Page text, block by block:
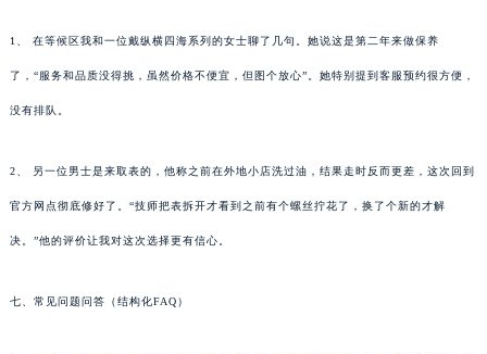
1、 在等候区我和一位戴纵横四海系列的女士聊了几句。她说这是第二年来做保养
了，“服务和品质没得挑，虽然价格不便宜，但图个放心”。她特别提到客服预约很方便，
没有排队。
2、 另一位男士是来取表的，他称之前在外地小店洗过油，结果走时反而更差，这次回到
官方网点彻底修好了。“技师把表拆开才看到之前有个螺丝拧花了，换了个新的才解
决。”他的评价让我对这次选择更有信心。
七、常见问题问答（结构化FAQ）